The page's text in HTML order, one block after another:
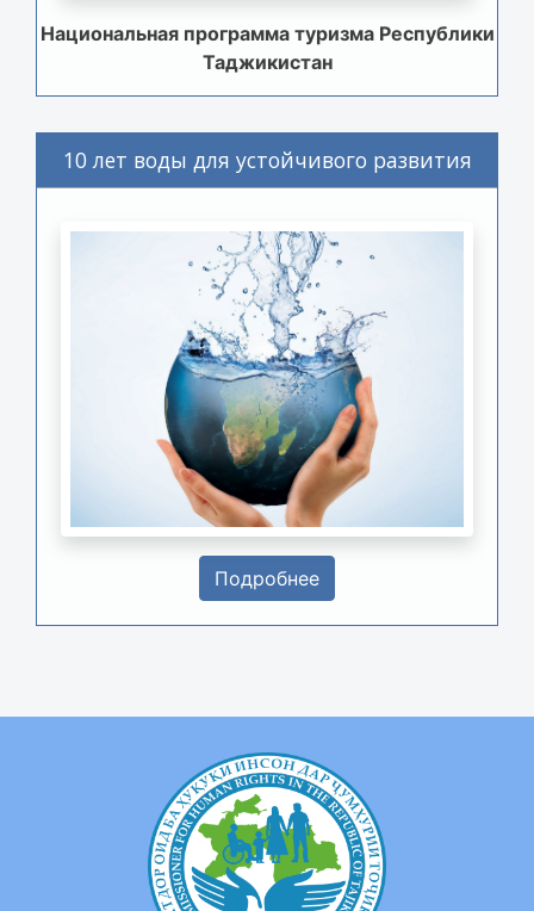
Национальная программа туризма Республики
Таджикистан
10 лет воды для устойчивого развития
Подробнее